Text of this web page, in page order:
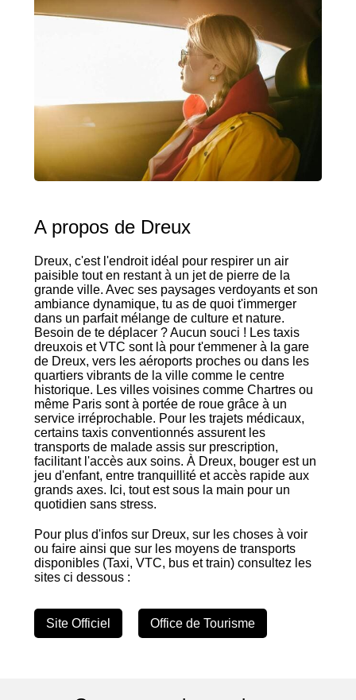
A propos de Dreux
Dreux, c'est l'endroit idéal pour respirer un air
paisible tout en restant à un jet de pierre de la
grande ville. Avec ses paysages verdoyants et son
ambiance dynamique, tu as de quoi t'immerger
dans un parfait mélange de culture et nature.
Besoin de te déplacer ? Aucun souci ! Les taxis
dreuxois et VTC sont là pour t'emmener à la gare
de Dreux, vers les aéroports proches ou dans les
quartiers vibrants de la ville comme le centre
historique. Les villes voisines comme Chartres ou
même Paris sont à portée de roue grâce à un
service irréprochable. Pour les trajets médicaux,
certains taxis conventionnés assurent les
transports de malade assis sur prescription,
facilitant l'accès aux soins. À Dreux, bouger est un
jeu d'enfant, entre tranquillité et accès rapide aux
grands axes. Ici, tout est sous la main pour un
quotidien sans stress.
Pour plus d'infos sur Dreux, sur les choses à voir
ou faire ainsi que sur les moyens de transports
disponibles (Taxi, VTC, bus et train) consultez les
sites ci dessous :
Site Officiel Office de Tourisme